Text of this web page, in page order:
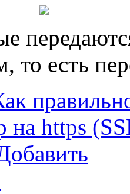
то есть
на https